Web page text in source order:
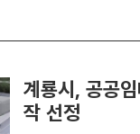
계룡시, 공공
작 선정